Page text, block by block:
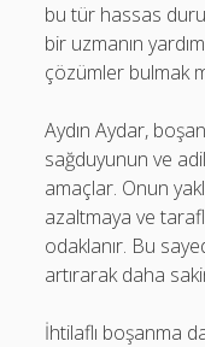
bu tür hassas
bir uzmanın
çözümler bulmak
Aydın Aydar,
sağduyunun ve
amaçlar. Onun
azaltmaya ve
odaklanır. Bu
artırarak daha
İhtilaflı boşanma